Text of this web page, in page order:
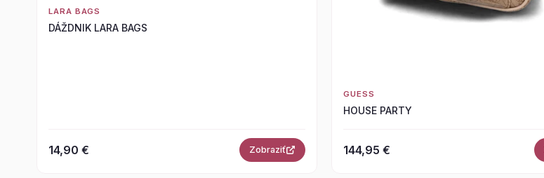
LARA BAGS
DÁŽDNIK LARA BAGS
14,90 € Zobraziť
GUESS
HOUSE PARTY
144,95 €